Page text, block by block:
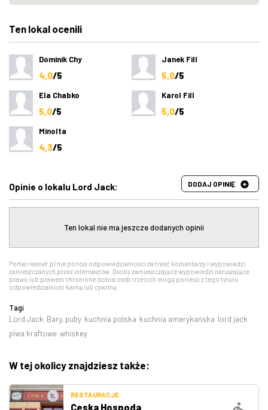
Ten lokal ocenili
Dominik Chy
4,0/5
Janek Fill
5,0/5
Ela Chabko
5,0/5
Karol Fill
5,0/5
Minolta
4,3/5
Opinie o lokalu Lord Jack: DODAJ OPINIĘ
Ten lokal nie ma jeszcze dodanych opinii
Portal resinet.pl nie ponosi odpowiedzialności za treść komentarzy i wypowiedzi
zamieszczanych przez internautów. Osoby zamieszczające wypowiedzi naruszające
prawo lub prawem chronione dobra osób trzecich mogą ponieść z tego tytułu
odpowiedzialność karną lub cywilną.
Tagi
Lord Jack Bary, puby kuchnia polska kuchnia amerykańska lord jack
piwa kraftowe whiskey
W tej okolicy znajdziesz także:
RESTAURACJE
Ceska Hospoda